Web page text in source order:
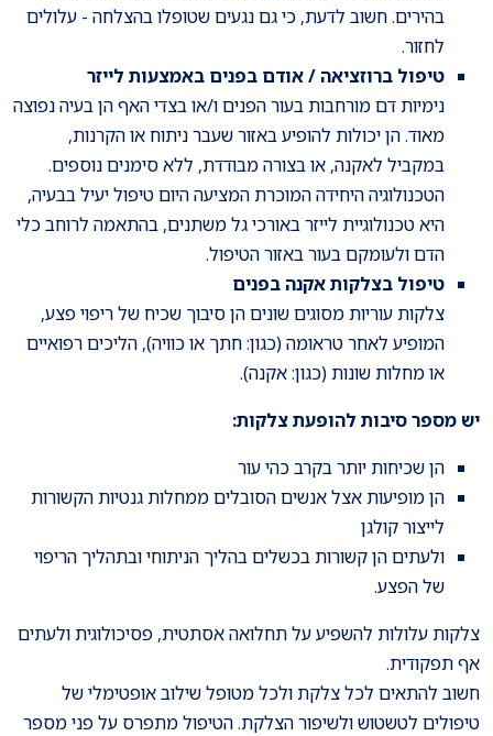
בהירים. חשוב לדעת, כי גם נגעים שטופלו בהצלחה - עלולים
לחזור.
טיפול ברוזציאה / אודם בפנים באמצעות לייזר
נימיות דם מורחבות בעור הפנים ו/או בצדי האף הן בעיה נפוצה
מאוד. הן יכולות להופיע באזור שעבר ניתוח או הקרנות,
במקביל לאקנה, או בצורה מבודדת, ללא סימנים נוספים.
הטכנולוגיה היחידה המוכרת המציעה היום טיפול יעיל בבעיה,
היא טכנולוגיית לייזר באורכי גל משתנים, בהתאמה לרוחב כלי
הדם ולעומקם בעור באזור הטיפול.
טיפול בצלקות אקנה בפנים
צלקות עוריות מסוגים שונים הן סיבוך שכיח של ריפוי פצע,
המופיע לאחר טראומה (כגון: חתך או כוויה), הליכים רפואיים
או מחלות שונות (כגון: אקנה).
יש מספר סיבות להופעת צלקות:
הן שכיחות יותר בקרב כהי עור
הן מופיעות אצל אנשים הסובלים ממחלות גנטיות הקשורות
לייצור קולגן
ולעתים הן קשורות בכשלים בהליך הניתוחי ובתהליך הריפוי
של הפצע.
צלקות עלולות להשפיע על תחלואה אסתטית, פסיכולוגית ולעתים
אף תפקודית.
חשוב להתאים לכל צלקת ולכל מטופל שילוב אופטימלי של
טיפולים לטשטוש ולשיפור הצלקת. הטיפול מתפרס על פני מספר